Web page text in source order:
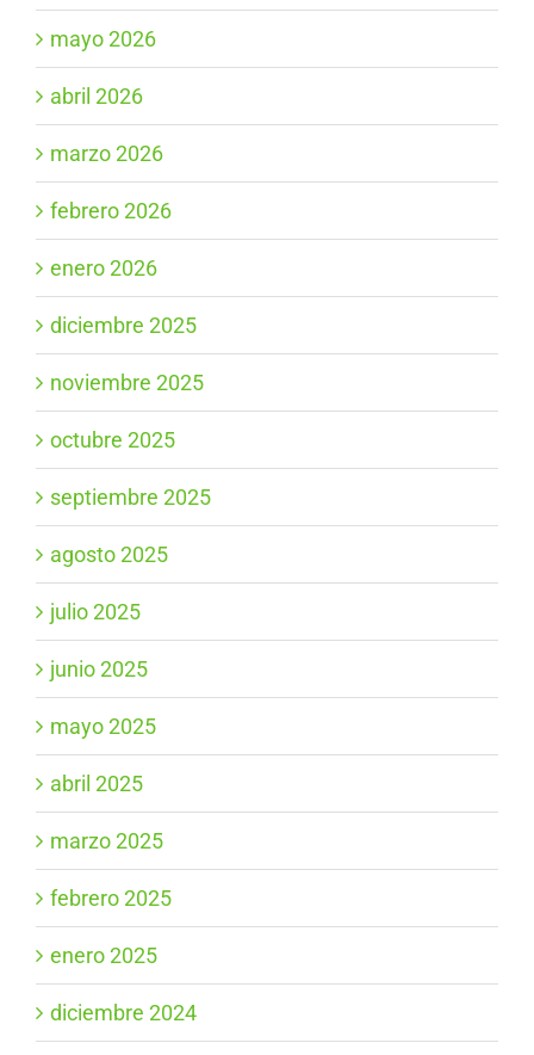
mayo 2026
abril 2026
marzo 2026
febrero 2026
enero 2026
diciembre 2025
noviembre 2025
octubre 2025
septiembre 2025
agosto 2025
julio 2025
junio 2025
mayo 2025
abril 2025
marzo 2025
febrero 2025
enero 2025
diciembre 2024